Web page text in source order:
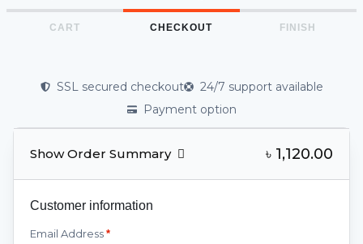
CART CHECKOUT FINISH
SSL secured checkout
24/7 support available
Payment option
Show Order Summary ৳ 1,120.00
Customer information
Email Address *